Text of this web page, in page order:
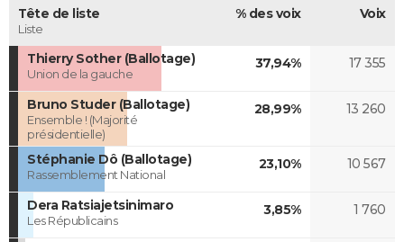
Tête de liste
Liste
% des voix Voix
Thierry Sother (Ballotage)
Union de la gauche
37,94% 17 355
Bruno Studer (Ballotage)
Ensemble ! (Majorité
présidentielle)
28,99% 13 260
Stéphanie Dô (Ballotage)
Rassemblement National
23,10% 10 567
Dera Ratsiajetsinimaro
Les Républicains
3,85% 1 760